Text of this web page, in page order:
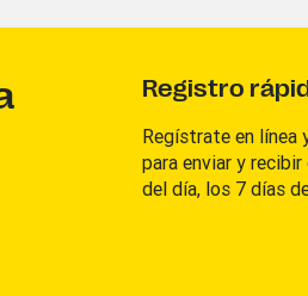
Registro
Regístrate en línea
para enviar y
del día, los 7 días